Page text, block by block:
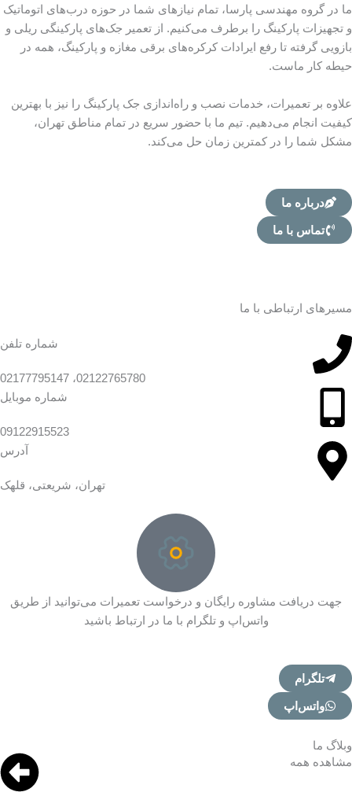
ما در گروه مهندسی پارسا، تمام نیازهای شما در حوزه درب‌های اتوماتیک
و تجهیزات پارکینگ را برطرف می‌کنیم. از تعمیر جک‌های پارکینگی ریلی و
بازویی گرفته تا رفع ایرادات کرکره‌های برقی مغازه و پارکینگ، همه در
حیطه کار ماست.
علاوه بر تعمیرات، خدمات نصب و راه‌اندازی جک پارکینگ را نیز با بهترین
کیفیت انجام می‌دهیم. تیم ما با حضور سریع در تمام مناطق تهران،
مشکل شما را در کمترین زمان حل می‌کند.
درباره ما
تماس با ما
مسیرهای ارتباطی با ما
شماره تلفن
02122765780، 02177795147
شماره موبایل
09122915523
آدرس
تهران، شریعتی، قلهک
جهت دریافت مشاوره رایگان و درخواست تعمیرات می‌توانید از طریق
واتس‌اپ و تلگرام با ما در ارتباط باشید
تلگرام
واتس‌اپ
وبلاگ ما
مشاهده همه